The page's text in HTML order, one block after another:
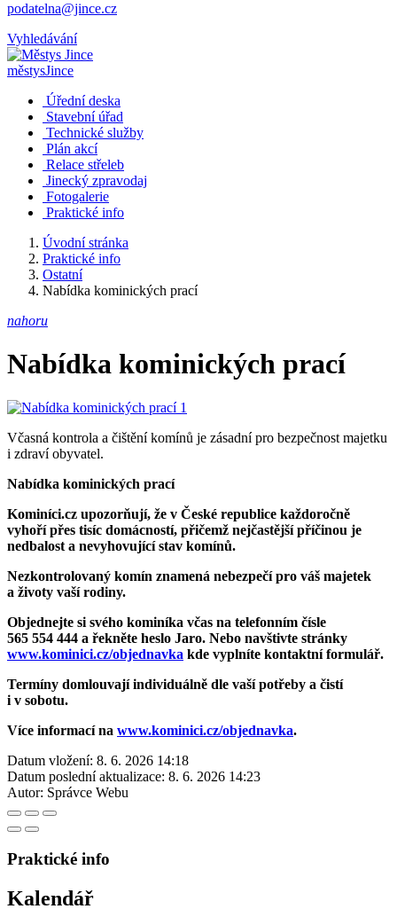
podatelna@jince.cz
Vyhledávání
městysJince
Úřední deska
Stavební úřad
Technické služby
Plán akcí
Relace střeleb
Jinecký zpravodaj
Fotogalerie
Praktické info
Úvodní stránka
Praktické info
Ostatní
Nabídka kominických prací
nahoru
Nabídka kominických prací
Včasná kontrola a čištění komínů je zásadní pro bezpečnost majetku
i zdraví obyvatel.
Nabídka kominických prací
Kominíci.cz upozorňují, že v České republice každoročně
vyhoří přes tisíc domácností, přičemž nejčastější příčinou je
nedbalost a nevyhovující stav komínů.
Nezkontrolovaný komín znamená nebezpečí pro váš majetek
a životy vaší rodiny.
Objednejte si svého kominíka včas na telefonním čísle
565 554 444 a řekněte heslo Jaro. Nebo navštivte stránky
www.kominici.cz/objednavka kde vyplníte kontaktní formulář.
Termíny domlouvají individuálně dle vaší potřeby a čistí
i v sobotu.
Více informací na www.kominici.cz/objednavka.
Datum vložení: 8. 6. 2026 14:18
Datum poslední aktualizace: 8. 6. 2026 14:23
Autor: Správce Webu
Praktické info
Kalendář